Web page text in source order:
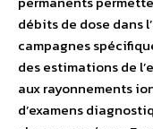
débits de dose dans
campagnes
des estimations de
aux rayonnements
d’examens